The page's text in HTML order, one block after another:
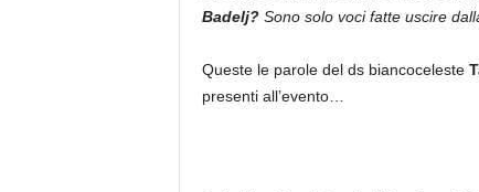
Badelj? Sono solo voci fatte uscire
Queste le parole del ds biancoceleste
presenti all’evento…